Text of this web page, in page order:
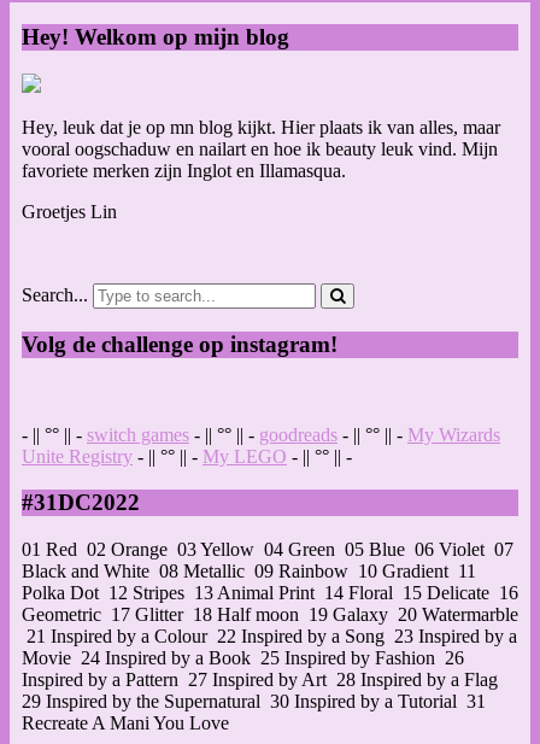
Hey! Welkom op mijn blog
Hey, leuk dat je op mn blog kijkt. Hier plaats ik van alles, maar
vooral oogschaduw en nailart en hoe ik beauty leuk vind. Mijn
favoriete merken zijn Inglot en Illamasqua.
Groetjes Lin
Search...
Volg de challenge op instagram!
- || °° || - switch games - || °° || - goodreads - || °° || - My Wizards
Unite Registry - || °° || - My LEGO - || °° || -
#31DC2022
01 Red 02 Orange 03 Yellow 04 Green 05 Blue 06 Violet 07
Black and White 08 Metallic 09 Rainbow 10 Gradient 11
Polka Dot 12 Stripes 13 Animal Print 14 Floral 15 Delicate 16
Geometric 17 Glitter 18 Half moon 19 Galaxy 20 Watermarble
21 Inspired by a Colour 22 Inspired by a Song 23 Inspired by a
Movie 24 Inspired by a Book 25 Inspired by Fashion 26
Inspired by a Pattern 27 Inspired by Art 28 Inspired by a Flag
29 Inspired by the Supernatural 30 Inspired by a Tutorial 31
Recreate A Mani You Love